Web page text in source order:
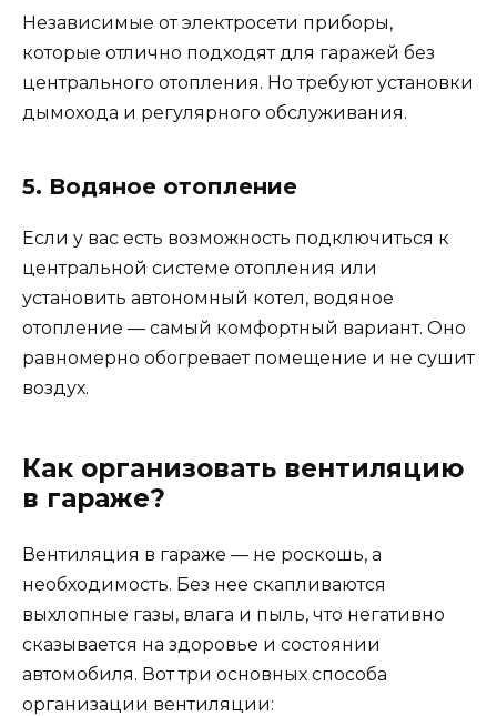
Независимые от электросети приборы,
которые отлично подходят для гаражей без
центрального отопления. Но требуют установки
дымохода и регулярного обслуживания.
5. Водяное отопление
Если у вас есть возможность подключиться к
центральной системе отопления или
установить автономный котел, водяное
отопление — самый комфортный вариант. Оно
равномерно обогревает помещение и не сушит
воздух.
Как организовать вентиляцию
в гараже?
Вентиляция в гараже — не роскошь, а
необходимость. Без нее скапливаются
выхлопные газы, влага и пыль, что негативно
сказывается на здоровье и состоянии
автомобиля. Вот три основных способа
организации вентиляции: